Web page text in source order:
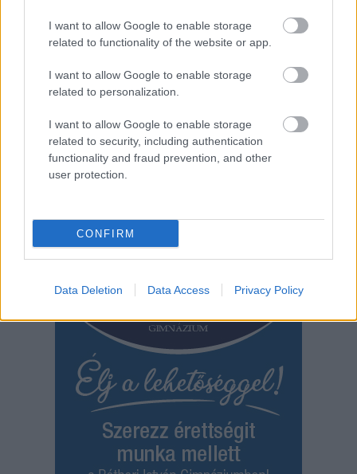
I want to allow Google to enable storage
related to functionality of the website or app.
I want to allow Google to enable storage
related to personalization.
I want to allow Google to enable storage
related to security, including authentication
functionality and fraud prevention, and other
user protection.
CONFIRM
Data Deletion Data Access Privacy Policy
Vármegyei Rendőr-
főkapitányság Agria
egységével együttműködve, összehangolt akcióban három
jászteleki lakosra csaptak le május 21-én délelőtt.
TOVÁBB OLVASOM
Kék hírek drog ,jásztelek
navigáció